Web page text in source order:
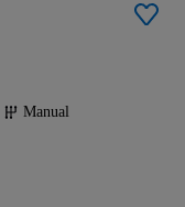
Manual